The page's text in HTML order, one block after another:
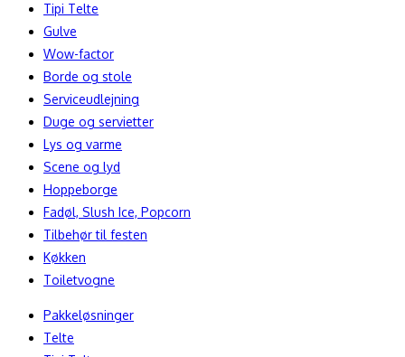
Tipi Telte
Gulve
Wow-factor
Borde og stole
Serviceudlejning
Duge og servietter
Lys og varme
Scene og lyd
Hoppeborge
Fadøl, Slush Ice, Popcorn
Tilbehør til festen
Køkken
Toiletvogne
Pakkeløsninger
Telte